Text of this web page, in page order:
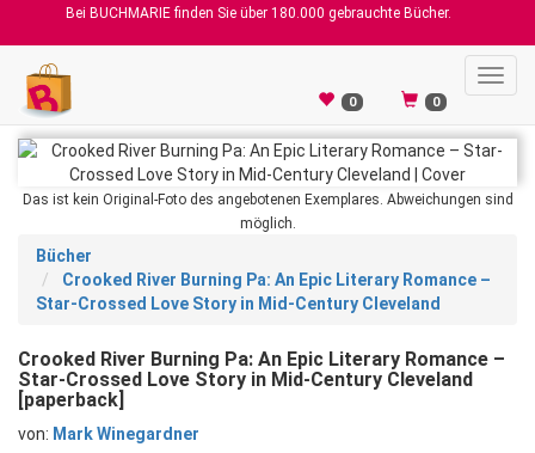
Bei BUCHMARIE finden Sie über 180.000 gebrauchte Bücher.
0 0
Das ist kein Original-Foto des angebotenen Exemplares. Abweichungen sind
möglich.
Bücher
Crooked River Burning Pa: An Epic Literary Romance –
Star-Crossed Love Story in Mid-Century Cleveland
Crooked River Burning Pa: An Epic Literary Romance –
Star-Crossed Love Story in Mid-Century Cleveland
[paperback]
von: Mark Winegardner